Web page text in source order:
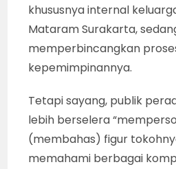
khususnya internal
Mataram Surakarta,
memperbincangkan
kepemimpinannya.
Tetapi sayang, publik
lebih berselera
(membahas) figur
memahami berbagai